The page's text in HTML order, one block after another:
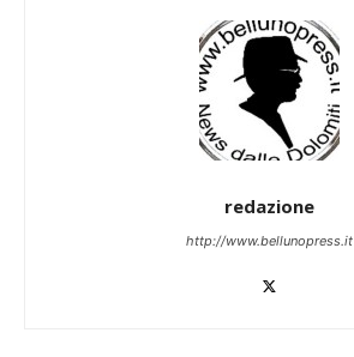
redazione
http://www.bellunopress.it